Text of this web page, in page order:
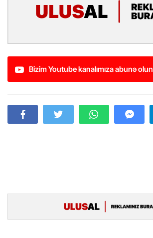
Bizim Youtube kanalımıza abunə olun